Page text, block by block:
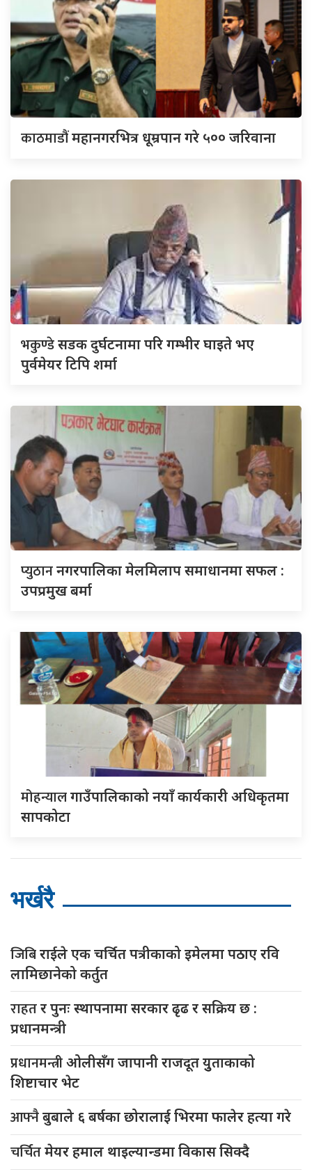
काठमाडौंमहानगरभित्र धूम्रपान गरे ५०० जरिवाना
भकुण्डेसडक दुर्घटनामा परि गम्भीर घाइते भए
पुर्वमेयर टिपि शर्मा
प्युठाननगरपालिका मेलमिलाप समाधानमा सफल :
उपप्रमुख बर्मा
मोहन्यालगाउँपालिकाको नयाँ कार्यकारी अधिकृतमा
सापकोटा
भर्खरै
जिबिराईले एक चर्चित पत्रीकाको इमेलमा पठाए रवि
लामिछानेको कर्तुत
राहतर पुनः स्थापनामा सरकार ढृढ र सक्रिय छ :
प्रधानमन्त्री
प्रधानमन्त्रीओलीसँग जापानी राजदूत युुताकाको
शिष्टाचार भेट
आफ्नैबुबाले ६ बर्षका छोरालाई भिरमा फालेर हत्या गरे
चर्चितमेयर हमाल थाइल्यान्डमा विकास सिक्दै